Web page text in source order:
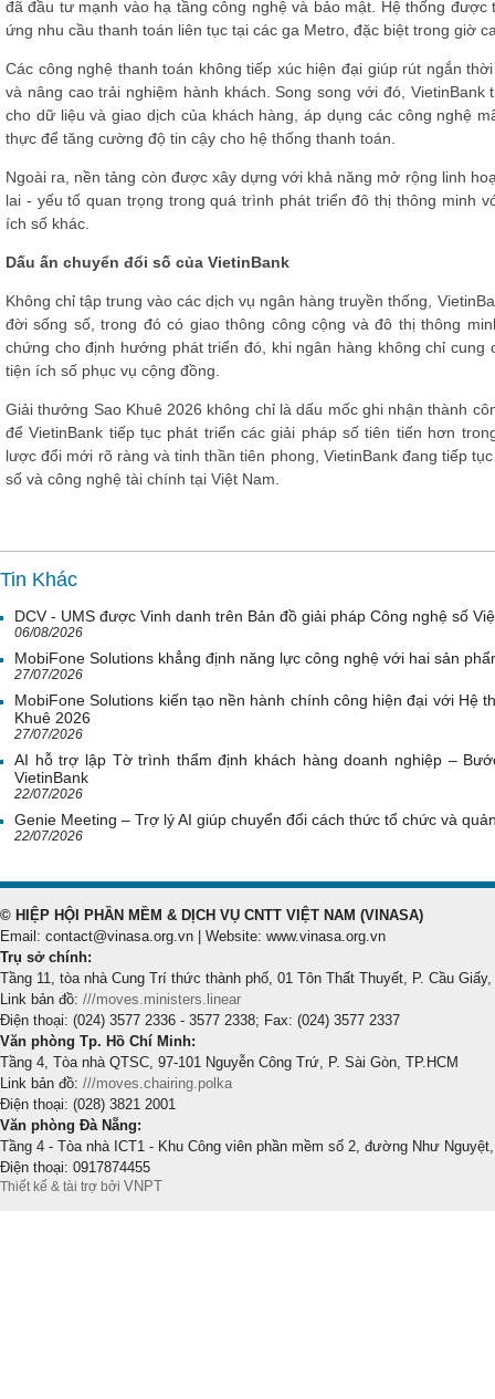
đã đầu tư mạnh vào hạ tầng công nghệ và bảo mật. Hệ thống
ứng nhu cầu thanh toán liên tục tại các ga Metro, đặc biệt trong giờ
Các công nghệ thanh toán không tiếp xúc hiện đại giúp rút ngắn
và nâng cao trải nghiệm hành khách. Song song với đó,
cho dữ liệu và giao dịch của khách hàng, áp dụng các công nghệ
thực để tăng cường độ tin cậy cho hệ thống thanh toán.
Ngoài ra, nền tảng còn được xây dựng với khả năng mở rộng linh
lai - yếu tố quan trọng trong quá trình phát triển đô thị thông minh
ích số khác.
Dấu ấn chuyển đổi số của VietinBank
Không chỉ tập trung vào các dịch vụ ngân hàng truyền thống,
đời sống số, trong đó có giao thông công cộng và đô thị thông
chứng cho định hướng phát triển đó, khi ngân hàng không chỉ
tiện ích số phục vụ cộng đồng.
Giải thưởng Sao Khuê 2026 không chỉ là dấu mốc ghi nhận thành
để VietinBank tiếp tục phát triển các giải pháp số tiên tiến hơn
lược đổi mới rõ ràng và tinh thần tiên phong, VietinBank đang tiếp
số và công nghệ tài chính tại Việt Nam.
Tin Khác
DCV - UMS được Vinh danh trên Bản đồ giải pháp Công nghệ số
06/08/2026
MobiFone Solutions khẳng định năng lực công nghệ với hai sản
27/07/2026
MobiFone Solutions kiến tạo nền hành chính công hiện đại với Hệ
Khuê 2026
27/07/2026
AI hỗ trợ lập Tờ trình thẩm định khách hàng doanh nghiệp –
VietinBank
22/07/2026
Genie Meeting – Trợ lý AI giúp chuyển đổi cách thức tổ chức và
22/07/2026
© HIỆP HỘI PHẦN MỀM & DỊCH VỤ CNTT VIỆT NAM (VINASA)
Email: contact@vinasa.org.vn | Website: www.vinasa.org.vn
Trụ sở chính:
Tầng 11, tòa nhà Cung Trí thức thành phố, 01 Tôn Thất Thuyết, P. Cầu Giấy,
Link bản đồ: ///moves.ministers.linear
Điện thoại: (024) 3577 2336 - 3577 2338; Fax: (024) 3577 2337
Văn phòng Tp. Hồ Chí Minh:
Tầng 4, Tòa nhà QTSC, 97-101 Nguyễn Công Trứ, P. Sài Gòn, TP.HCM
Link bản đồ: ///moves.chairing.polka
Điện thoại: (028) 3821 2001
Văn phòng Đà Nẵng:
Tầng 4 - Tòa nhà ICT1 - Khu Công viên phần mềm số 2, đường Như
Điện thoại: 0917874455
Thiết kế & tài trợ bởi VNPT